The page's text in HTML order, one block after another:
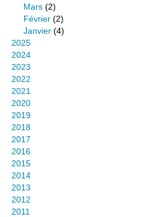
Mars (2)
Février (2)
Janvier (4)
2025
2024
2023
2022
2021
2020
2019
2018
2017
2016
2015
2014
2013
2012
2011